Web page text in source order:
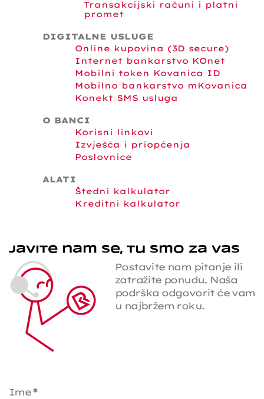
Transakcijski računi i platni
promet
DIGITALNE USLUGE
Online kupovina (3D secure)
Internet bankarstvo KOnet
Mobilni token Kovanica ID
Mobilno bankarstvo mKovanica
Konekt SMS usluga
O BANCI
Korisni linkovi
Izvješća i priopćenja
Poslovnice
ALATI
Štedni kalkulator
Kreditni kalkulator
Javite nam se, tu smo za vas
Postavite nam pitanje ili
zatražite ponudu. Naša
podrška odgovorit će vam
u najbržem roku.
Ime*